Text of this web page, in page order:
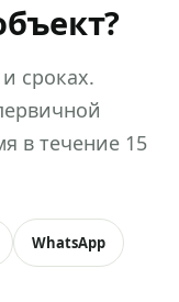
сроках.
в течение 15
WhatsApp